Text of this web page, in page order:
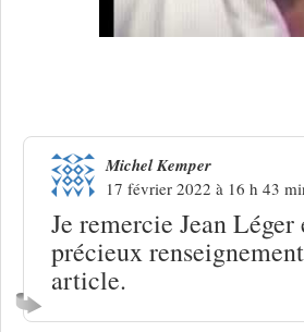
Michel Kemper
17 février 2022 à 16 h 43
Je remercie Jean
précieux
article.